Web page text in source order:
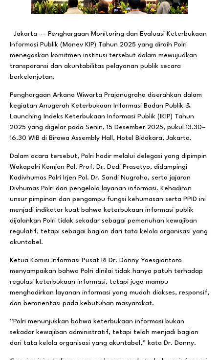
Jakarta — Penghargaan Monitoring dan Evaluasi Keterbukaan
Informasi Publik (Monev KIP) Tahun 2025 yang diraih Polri
menegaskan komitmen institusi tersebut dalam mewujudkan
transparansi dan akuntabilitas pelayanan publik secara
berkelanjutan.
Penghargaan Arkana Wiwarta Prajanugraha diserahkan dalam
kegiatan Anugerah Keterbukaan Informasi Badan Publik &
Launching Indeks Keterbukaan Informasi Publik (IKIP) Tahun
2025 yang digelar pada Senin, 15 Desember 2025, pukul 13.30–
16.30 WIB di Birawa Assembly Hall, Hotel Bidakara, Jakarta.
Dalam acara tersebut, Polri hadir melalui delegasi yang dipimpin
Wakapolri Komjen Pol. Prof. Dr. Dedi Prasetyo, didampingi
Kadivhumas Polri Irjen Pol. Dr. Sandi Nugroho, serta jajaran
Divhumas Polri dan pengelola layanan informasi. Kehadiran
unsur pimpinan dan pengampu fungsi kehumasan serta PPID ini
menjadi indikator kuat bahwa keterbukaan informasi publik
dijalankan Polri tidak sekadar sebagai pemenuhan kewajiban
regulatif, tetapi sebagai bagian dari tata kelola organisasi yang
akuntabel.
Ketua Komisi Informasi Pusat RI Dr. Donny Yoesgiantoro
menyampaikan bahwa Polri dinilai tidak hanya patuh terhadap
regulasi keterbukaan informasi, tetapi juga mampu
menghadirkan layanan informasi yang mudah diakses, responsif,
dan berorientasi pada kebutuhan masyarakat.
“Polri menunjukkan bahwa keterbukaan informasi bukan
sekadar kewajiban administratif, tetapi telah menjadi bagian
dari tata kelola organisasi yang akuntabel,” kata Dr. Donny.